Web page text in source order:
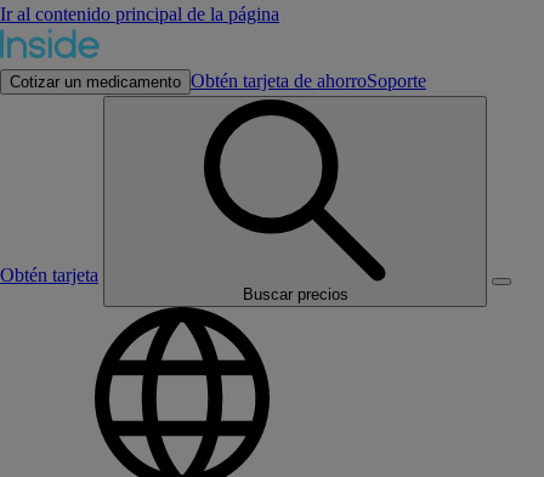
Ir al contenido principal de la página
Cotizar un medicamento Obtén tarjeta de ahorroSoporte
Obtén tarjeta
Buscar precios